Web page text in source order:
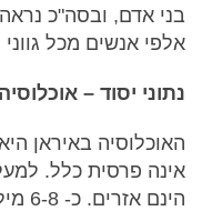
בני אדם, ובסה"כ
אלפי אנשים מכל
נתוני יסוד –
האוכלוסיה באיראן